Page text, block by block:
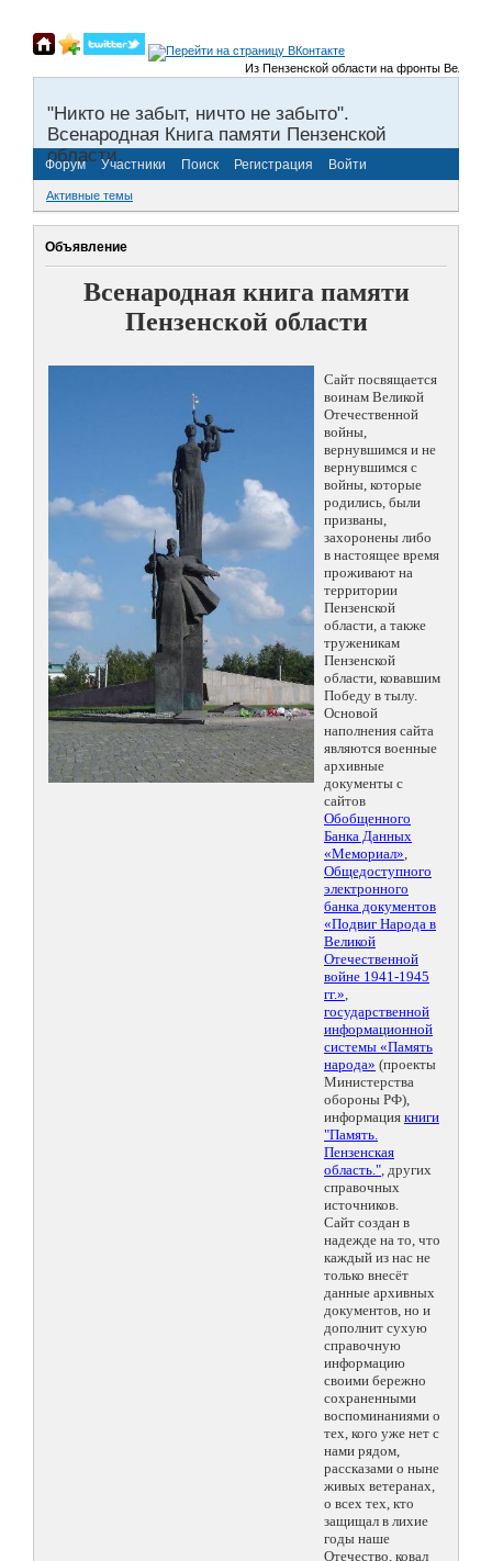
Из Пензенской области на фронты
"Никто не забыт, ничто не забыто".
Всенародная Книга памяти Пензенской
области.
Форум Участники Поиск Регистрация Войти
Активные темы
Объявление
Всенародная книга памяти
Пензенской области
Сайт посвящается
воинам Великой
Отечественной
войны,
вернувшимся и не
вернувшимся с
войны, которые
родились, были
призваны,
захоронены либо
в настоящее время
проживают на
территории
Пензенской
области, а также
труженикам
Пензенской
области, ковавшим
Победу в тылу.
Основой
наполнения сайта
являются военные
архивные
документы с
сайтов
Обобщенного
Банка Данных
«Мемориал»,
Общедоступного
электронного
банка документов
«Подвиг Народа в
Великой
Отечественной
войне 1941-1945
гг.»,
государственной
информационной
системы «Память
народа» (проекты
Министерства
обороны РФ),
информация книги
"Память.
Пензенская
область.", других
справочных
источников.
Сайт создан в
надежде на то, что
каждый из нас не
только внесёт
данные архивных
документов, но и
дополнит сухую
справочную
информацию
своими бережно
сохраненными
воспоминаниями о
тех, кого уже нет с
нами рядом,
рассказами о ныне
живых ветеранах,
о всех тех, кто
защищал в лихие
годы наше
Отечество, ковал